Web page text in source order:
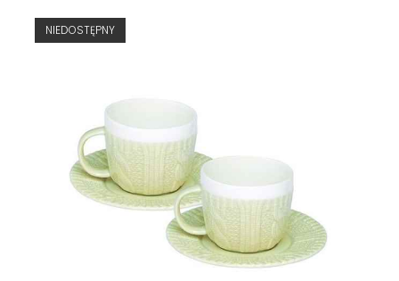
NIEDOSTĘPNY